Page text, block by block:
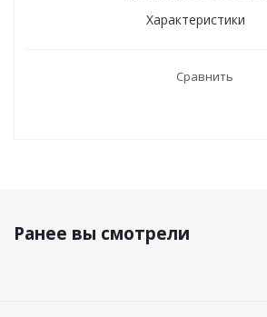
Характеристики
Сравнить
Ранее вы смотрели